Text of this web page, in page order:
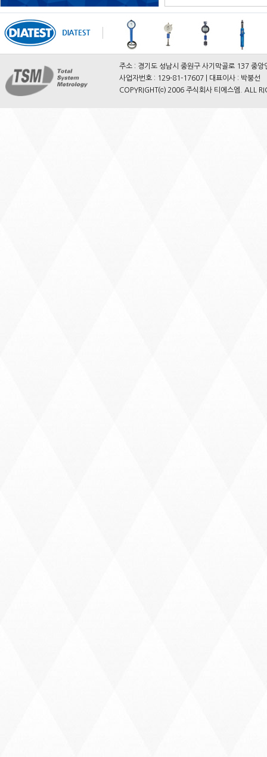
주소 : 경기도 성남시 중원구 사기막골로 137
사업자번호 : 129-81-17607 | 대표이사 : 박붕선
COPYRIGHT⒞ 2006 주식회사 티에스엠. ALL